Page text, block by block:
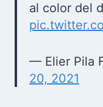
al color del
— Elier Pila
20, 2021